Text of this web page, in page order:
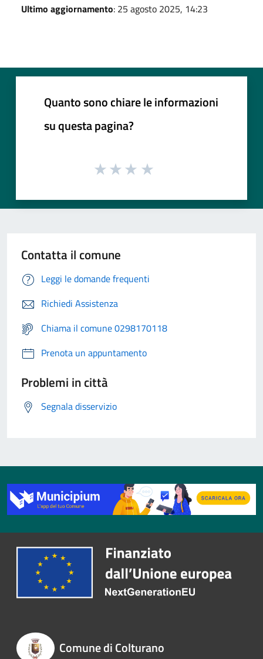
Ultimo aggiornamento: 25 agosto 2025, 14:23
Quanto sono chiare le informazioni
su questa pagina?
Contatta il comune
Leggi le domande frequenti
Richiedi Assistenza
Chiama il comune 0298170118
Prenota un appuntamento
Problemi in città
Segnala disservizio
Comune di Colturano